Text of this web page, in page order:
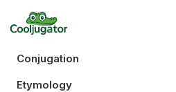
Conjugation
Etymology